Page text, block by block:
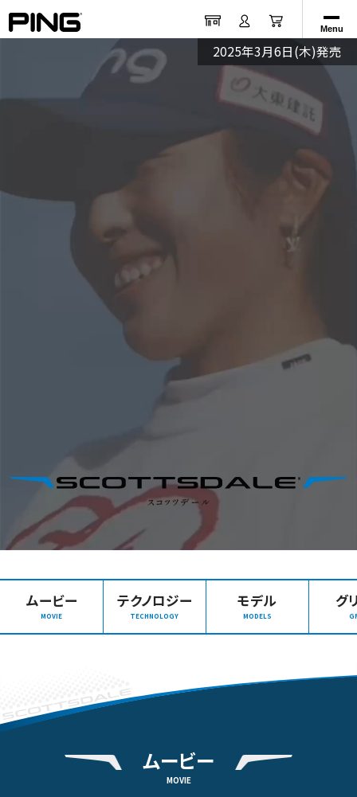
Menu
2025年3月6日(木)発売
ムービー
MOVIE
テクノロジー
TECHNOLOGY
モデル
MODELS
グ
ムービー
MOVIE